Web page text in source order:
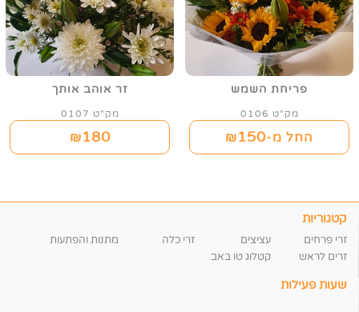
פריחת השמש
מק"ט 0106
החל מ-₪150
זר אוהב אותך
מק"ט 0107
₪180
קטגוריות
זרי פרחים עציצים זרי כלה
מתנות והפתעות
זרים לראש
קטלוג טו באב
שעות פעילות